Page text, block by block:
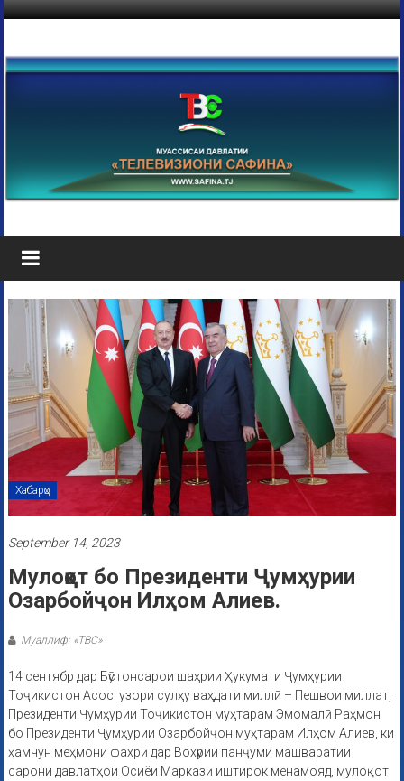
Хабарҳо
September 14, 2023
Мулоқот бо Президенти Ҷумҳурии
Озарбойҷон Илҳом Алиев.
Муаллиф: «ТВС»
14 сентябр дар Бӯстонсарои шаҳрии Ҳукумати Ҷумҳурии
Тоҷикистон Асосгузори сулҳу ваҳдати миллӣ – Пешвои миллат,
Президенти Ҷумҳурии Тоҷикистон муҳтарам Эмомалӣ Раҳмон
бо Президенти Ҷумҳурии Озарбойҷон муҳтарам Илҳом Алиев, ки
ҳамчун меҳмони фахрӣ дар Вохӯрии панҷуми машваратии
сарони давлатҳои Осиёи Марказӣ иштирок менамояд, мулоқот